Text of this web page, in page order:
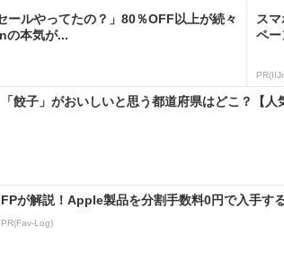
ールやってたの？」80％OFF以上が続々
の本気が...
ス
ペー
「餃子」がおいしいと思う都道府県はどこ？【人
FPが解説！Apple製品を分割手数料0円で入手す
PR(Fav-Log)